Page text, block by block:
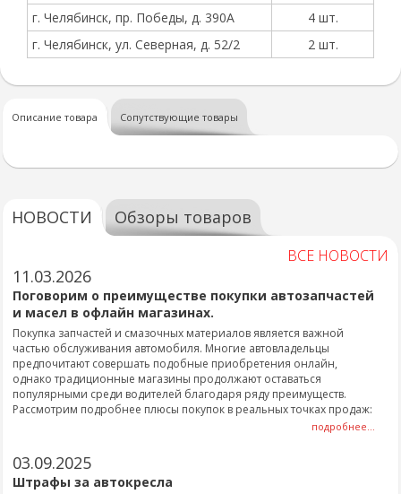
г. Челябинск, пр. Победы, д. 390А
4 шт.
г. Челябинск, ул. Северная, д. 52/2
2 шт.
Описание товара Сопутствующие товары
НОВОСТИ Обзоры товаров
ВСЕ НОВОСТИ
11.03.2026
Поговорим о преимуществе покупки автозапчастей
и масел в офлайн магазинах.
Покупка запчастей и смазочных материалов является важной
частью обслуживания автомобиля. Многие автовладельцы
предпочитают совершать подобные приобретения онлайн,
однако традиционные магазины продолжают оставаться
популярными среди водителей благодаря ряду преимуществ.
Рассмотрим подробнее плюсы покупок в реальных точках продаж:
подробнее...
03.09.2025
Штрафы за автокресла